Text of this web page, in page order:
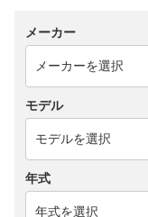
メーカー
モデル
年式